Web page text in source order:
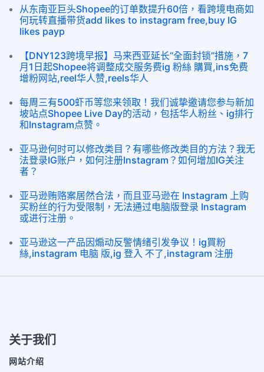
从东南亚巨头Shopee的订单数提升60倍，看跨境电商如
何玩转直播带货add likes to instagram free,buy IG
likes payp
【DNY123跨境早报】马来西亚延长“全面封锁”措施，7
月1日起Shopee将调整成交服务费ig 粉絲 購買,ins免费
增粉网站,reel华人赞,reels华人
每周三有500虾币等您来领取！我们诚挚邀请您参与新加
坡站点Shopee Live Day的活动，包括华人粉丝、ig排行
和Instagram点赞。
亚马逊何时可以修改类目？有哪些修改类目的方法？我无
法登录IG账户，如何注册Instagram？如何增加IG关注
者？
亚马逊贿赂案居然合法，而且亚马逊在 Instagram 上购
买粉丝的行为受限制，无法通过电脑版登录 Instagram
或进行注册。
亚马逊这一产品因煽动反警情绪引发争议！ig買粉
絲,instagram 电脑 版,ig 登入 不了,instagram 注册
关于我们
网站介绍